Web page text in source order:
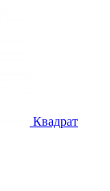
Квадрат